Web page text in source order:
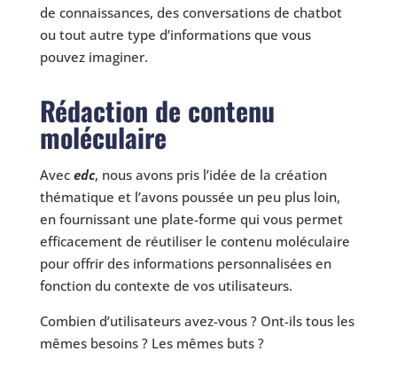
de connaissances, des conversations de chatbot
ou tout autre type d’informations que vous
pouvez imaginer.
Rédaction de contenu
moléculaire
Avec edc, nous avons pris l’idée de la création
thématique et l’avons poussée un peu plus loin,
en fournissant une plate-forme qui vous permet
efficacement de réutiliser le contenu moléculaire
pour offrir des informations personnalisées en
fonction du contexte de vos utilisateurs.
Combien d’utilisateurs avez-vous ? Ont-ils tous les
mêmes besoins ? Les mêmes buts ?